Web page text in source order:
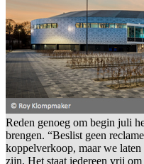
Reden genoeg om begin juli
brengen. “Beslist geen
koppelverkoop, maar we
zijn. Het staat iedereen vrij